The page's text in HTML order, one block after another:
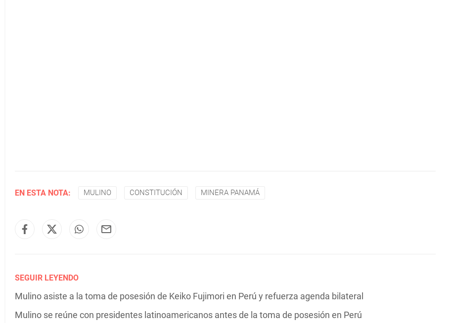
EN ESTA NOTA: MULINO CONSTITUCIÓN MINERA PANAMÁ
SEGUIR LEYENDO
Mulino asiste a la toma de posesión de Keiko Fujimori en Perú y refuerza agenda bilateral
Mulino se reúne con presidentes latinoamericanos antes de la toma de posesión en Perú